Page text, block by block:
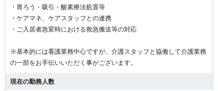
・胃ろう・吸引・酸素療法処置等
・ケアマネ、ケアスタッフとの連携
・ご入居者急変時における救急搬送等の対応
※基本的には看護業務中心ですが、介護スタッフと協働して介護業務
の一部をお手伝いいただく事がございます。
現在の勤務人数